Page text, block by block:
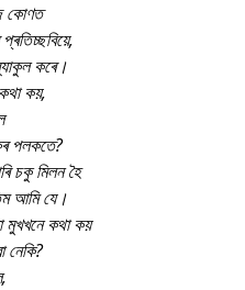
কোণত
কৰে।
কয়,
পলকতে?
চকু মিলন হৈ
আমি যে।
মুখখনে কথা কয়
নেকি?